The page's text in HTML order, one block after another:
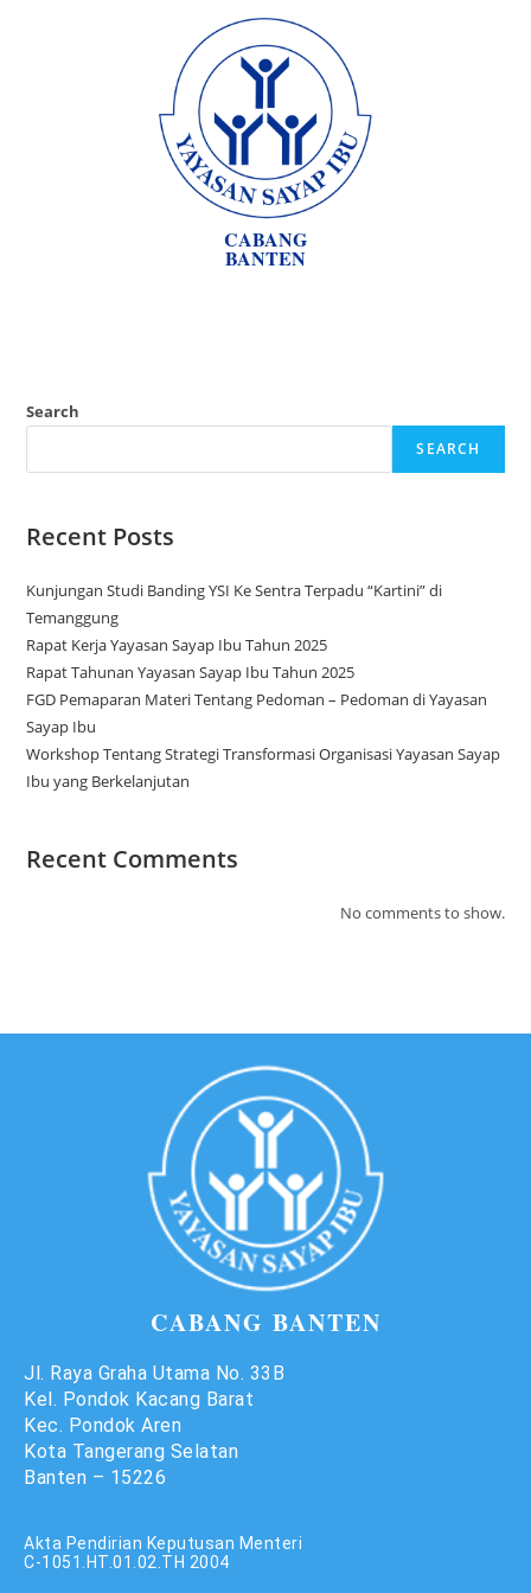
CABANG
BANTEN
Search
SEARCH
Recent Posts
Kunjungan Studi Banding YSI Ke Sentra Terpadu “Kartini” di
Temanggung
Rapat Kerja Yayasan Sayap Ibu Tahun 2025
Rapat Tahunan Yayasan Sayap Ibu Tahun 2025
FGD Pemaparan Materi Tentang Pedoman – Pedoman di Yayasan
Sayap Ibu
Workshop Tentang Strategi Transformasi Organisasi Yayasan Sayap
Ibu yang Berkelanjutan
Recent Comments
No comments to show.
CABANG BANTEN
Jl. Raya Graha Utama No. 33B
Kel. Pondok Kacang Barat
Kec. Pondok Aren
Kota Tangerang Selatan
Banten – 15226
Akta Pendirian Keputusan Menteri
C-1051.HT.01.02.TH 2004